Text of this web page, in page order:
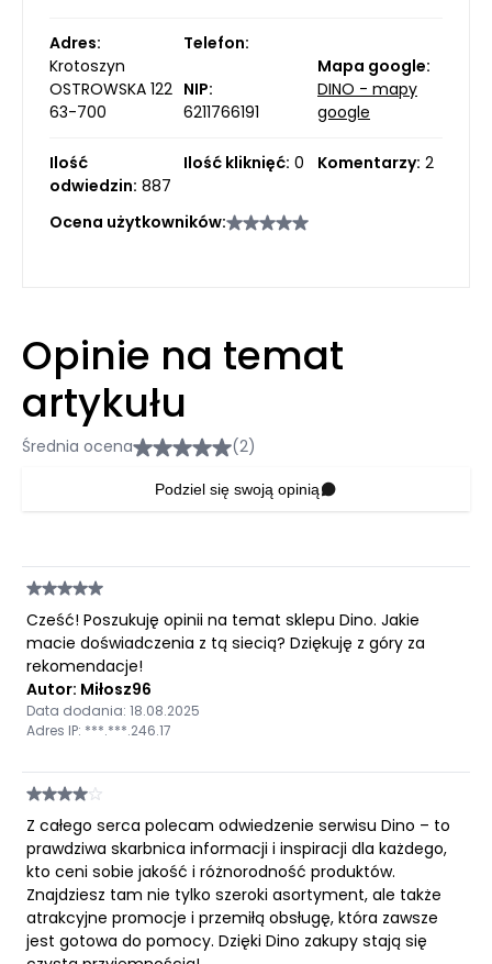
Adres:
Krotoszyn
OSTROWSKA 122
63-700
Telefon:
NIP:
6211766191
Mapa google:
DINO - mapy
google
Ilość
odwiedzin: 887
Ilość kliknięć: 0 Komentarzy: 2
Ocena użytkowników:
Opinie na temat
artykułu
Średnia ocena (2)
Podziel się swoją opinią
Cześć! Poszukuję opinii na temat sklepu Dino. Jakie
macie doświadczenia z tą siecią? Dziękuję z góry za
rekomendacje!
Autor: Miłosz96
Data dodania: 18.08.2025
Adres IP: ***.***.246.17
Z całego serca polecam odwiedzenie serwisu Dino – to
prawdziwa skarbnica informacji i inspiracji dla każdego,
kto ceni sobie jakość i różnorodność produktów.
Znajdziesz tam nie tylko szeroki asortyment, ale także
atrakcyjne promocje i przemiłą obsługę, która zawsze
jest gotowa do pomocy. Dzięki Dino zakupy stają się